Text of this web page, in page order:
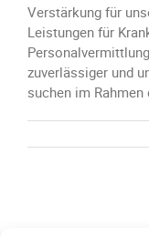
Verstärkung für
Leistungen für
zuverlässiger und
suchen im